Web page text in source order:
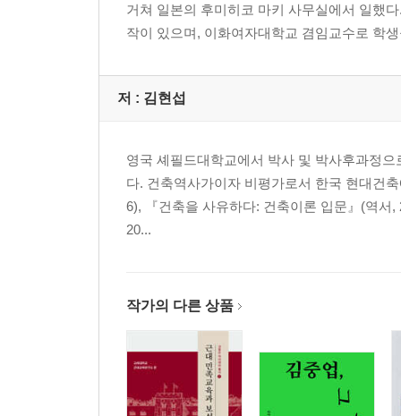
거쳐 일본의 후미히코 마키 사무실에서 일했
작이 있으며, 이화여자대학교 겸임교수로 학
저 : 김현섭
영국 셰필드대학교에서 박사 및 박사후과정
다. 건축역사가이자 비평가로서 한국 현대건
6), 『건축을 사유하다: 건축이론 입문』(역서
20...
작가의 다른 상품